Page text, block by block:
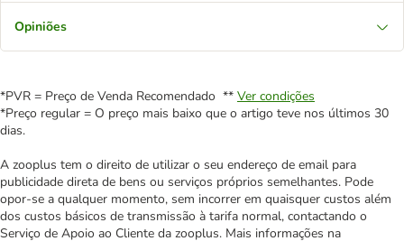
Opiniões
*PVR = Preço de Venda Recomendado ** Ver condições
*Preço regular = O preço mais baixo que o artigo teve nos últimos 30
dias.
A zooplus tem o direito de utilizar o seu endereço de email para
publicidade direta de bens ou serviços próprios semelhantes. Pode
opor-se a qualquer momento, sem incorrer em quaisquer custos além
dos custos básicos de transmissão à tarifa normal, contactando o
Serviço de Apoio ao Cliente da zooplus. Mais informações na